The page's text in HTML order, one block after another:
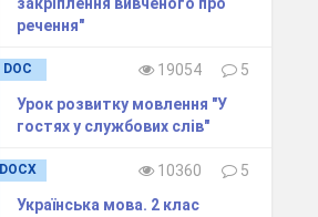
закріплення вивченого про
речення"
DOC 19054
5
Урок розвитку мовлення "У
гостях у службових слів"
DOCX 10360
5
Українська мова. 2 клас